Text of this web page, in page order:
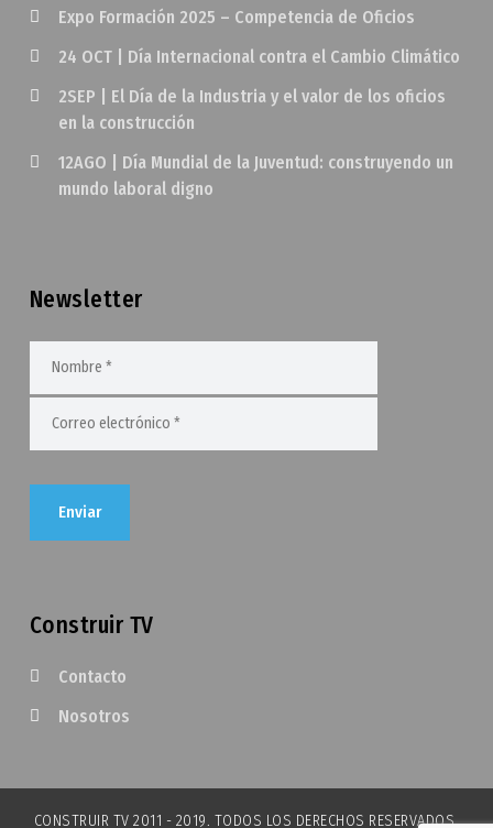
Expo Formación 2025 – Competencia de Oficios
24 OCT | Día Internacional contra el Cambio Climático
2SEP | El Día de la Industria y el valor de los oficios
en la construcción
12AGO | Día Mundial de la Juventud: construyendo un
mundo laboral digno
Newsletter
Construir TV
Contacto
Nosotros
CONSTRUIR TV 2011 - 2019. TODOS LOS DERECHOS RESERVADOS.